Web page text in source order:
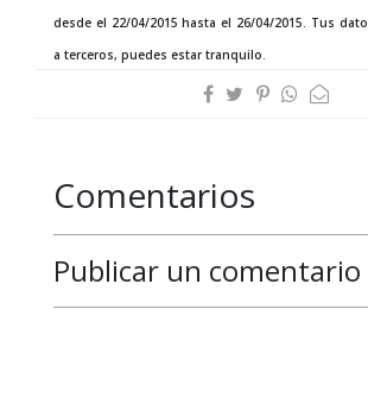
desde el 22/04/2015 hasta el 26/04/2015. Tus
a terceros, puedes estar tranquilo.
Comentarios
Publicar un comentario